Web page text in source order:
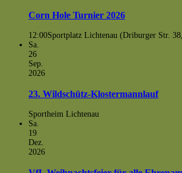
Corn Hole Turnier 2026
12:00Sportplatz Lichtenau (Driburger Str.
Sa.
26
Sep.
2026
23. Wildschütz-Klostermannlauf
Sportheim Lichtenau
Sa.
19
Dez.
2026